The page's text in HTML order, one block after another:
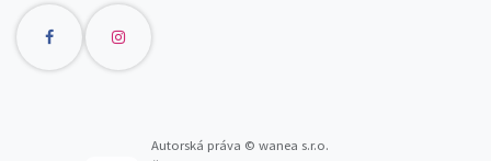
Autorská práva © wanea s.r.o.